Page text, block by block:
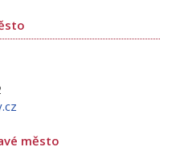
město